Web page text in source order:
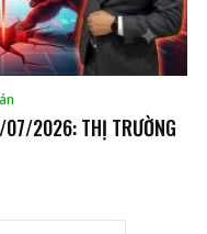
07/2026: THỊ TRƯỜNG